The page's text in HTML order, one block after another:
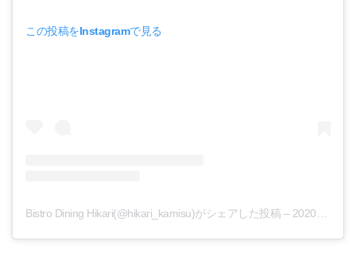
この投稿をInstagramで見る
Bistro Dining Hikari(@hikari_kamisu)がシェアした投稿 – 2020年 4月月23日午前12時29分PDT